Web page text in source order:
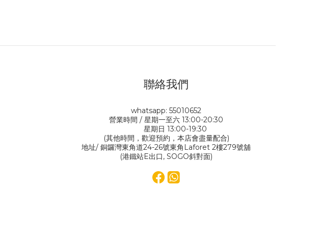
聯絡我們
whatsapp: 55010652
營業時間 / 星期一至六 13:00-20:30
星期日 13:00-19:30
(其他時間，歡迎預約，本店會盡量配合)
地址/ 銅鑼灣東角道24-26號東角Laforet 2樓279號舖
(港鐵站E出口, SOGO斜對面)